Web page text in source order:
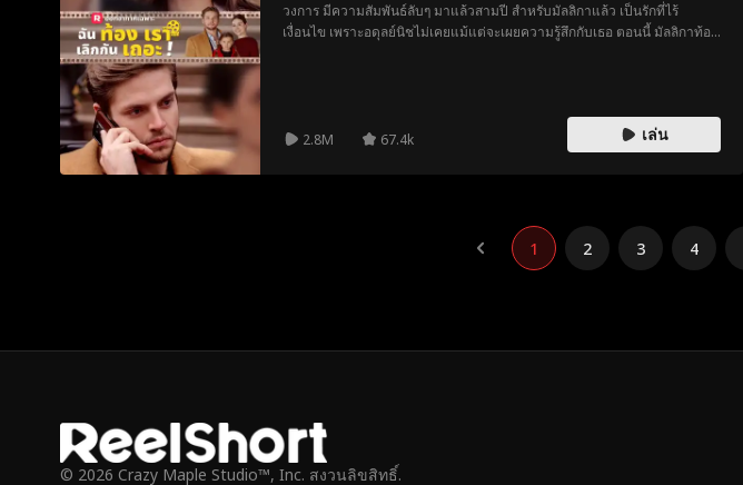
วงการ มีความสัมพันธ์ลับๆ มาแล้วสามปี สำหรับมัลลิกาแล้ว เป็นรักที่ไร้
เงื่อนไข เพราะอดุลย์นิชไม่เคยแม้แต่จะเผยความรู้สึกกับเธอ ตอนนี้ มัลลิกาท้อง
2.8M 67.4k เล่น
1 2 3 4
© 2026 Crazy Maple Studio™, Inc. สงวนลิขสิทธิ์.